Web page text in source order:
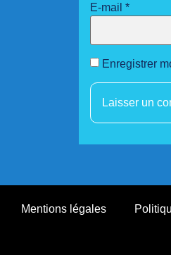
E-mail *
Enregistrer
Mentions légales